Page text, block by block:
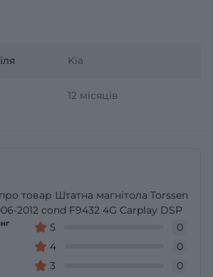
Kia
12 місяців
товар Штатна магнітола Torssen
2012 cond F9432 4G Carplay DSP
5
0
4
0
3
0